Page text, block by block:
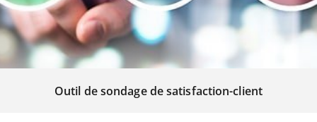
Outil de sondage de satisfaction-client